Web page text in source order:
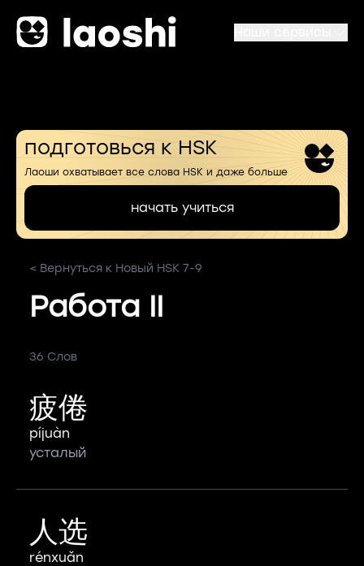
подготовься к HSK
Лаоши охватывает все слова HSK и даже больше
начать учиться
< Вернуться к Новый HSK 7-9
Работа II
36 Слов
疲倦
píjuàn
усталый
人选
rénxuǎn